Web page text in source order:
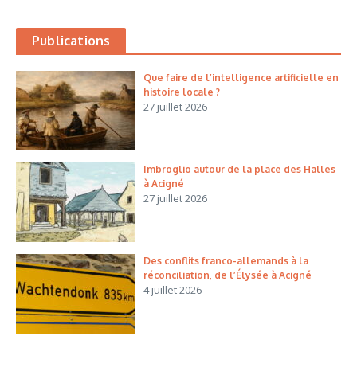
Publications
Que faire de l’intelligence artificielle en
histoire locale ?
27 juillet 2026
Imbroglio autour de la place des Halles
à Acigné
27 juillet 2026
Des conflits franco-allemands à la
réconciliation, de l’Élysée à Acigné
4 juillet 2026